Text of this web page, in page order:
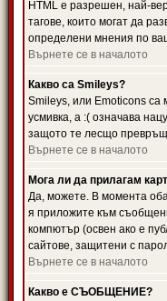
HTML е разрешен, най-
тагове, които могат да
определени мнения по
Върнете се в началото
Какво са Smileys?
Smileys, или Emoticons са
усмивка, а :( означава
защото те лесщо
Върнете се в началото
Мога ли да прилагам
Да, можете. В момента
я приложите към
компютър (освен ако е
сайтове, защитени с
Върнете се в началото
Какво е СЪОБЩЕНИЕ?